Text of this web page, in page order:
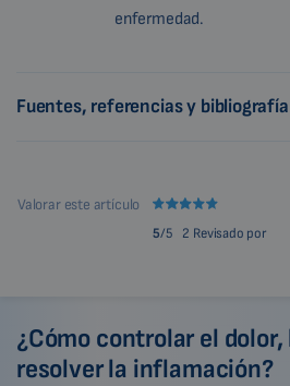
enfermedad.
Fuentes, referencias y bibliografía
Valorar este artículo
5/5 2 Revisado por
¿Cómo controlar el
resolver la inflamación?